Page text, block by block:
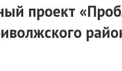
проект